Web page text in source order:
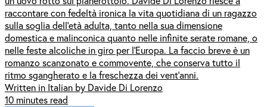
raccontare con fedeltà ironica la vita quotidiana di un ragazzo
sulla soglia dell’età adulta, tanto nella sua dimensione
domestica e malinconica quanto nelle infinite serate romane, o
nelle feste alcoliche in giro per l’Europa. La faccio breve è un
romanzo scanzonato e commovente, che conserva tutto il
ritmo sgangherato e la freschezza dei vent’anni.
Written in Italian by Davide Di Lorenzo
10 minutes read